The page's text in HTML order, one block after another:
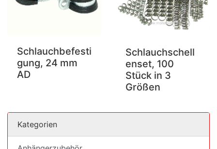
Schlauchbefesti
gung, 24 mm
AD
Schlauchschell
enset, 100
Stück in 3
Größen
Kategorien